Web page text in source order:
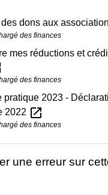
dons aux
des finances
mes réductions et
des finances
pratique 2023 -
2022 open_in_new
des finances
une erreur sur